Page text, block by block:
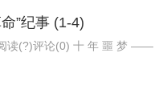
”纪事 (1-4)
读(?)评论(0) 十 年 噩 梦 ——